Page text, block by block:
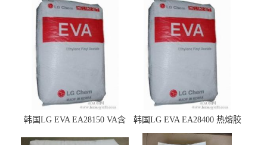
韩国LG EVA EA28150 VA含
韩国LG EVA EA28400 热熔胶
级 VA含量28 熔指400